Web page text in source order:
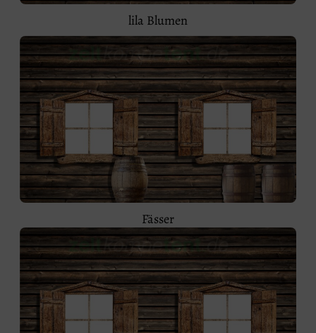
lila Blumen
Fässer